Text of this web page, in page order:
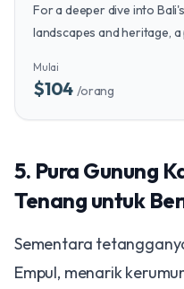
For a deeper dive into
landscapes and heritage,
Treasures, including the
offers a curated journey
Mulai
$104 /orang
​5. Pura Gunung
Tenang untuk
​Sementara
Empul, menarik